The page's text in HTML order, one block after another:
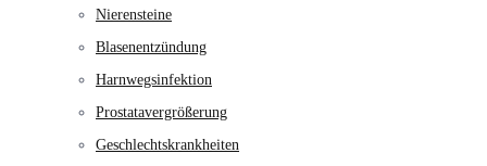
Nierensteine
Blasenentzündung
Harnwegsinfektion
Prostatavergrößerung
Geschlechtskrankheiten